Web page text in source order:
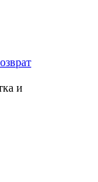
и